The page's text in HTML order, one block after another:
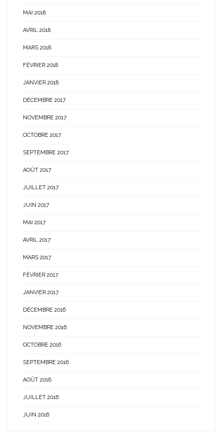
MAI 2018
AVRIL 2018
MARS 2018
FÉVRIER 2018
JANVIER 2018
DÉCEMBRE 2017
NOVEMBRE 2017
OCTOBRE 2017
SEPTEMBRE 2017
AOÛT 2017
JUILLET 2017
JUIN 2017
MAI 2017
AVRIL 2017
MARS 2017
FÉVRIER 2017
JANVIER 2017
DÉCEMBRE 2016
NOVEMBRE 2016
OCTOBRE 2016
SEPTEMBRE 2016
AOÛT 2016
JUILLET 2016
JUIN 2016